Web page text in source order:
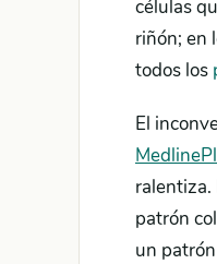
células
riñón; en
todos los
El
ralentiza.
patrón
un